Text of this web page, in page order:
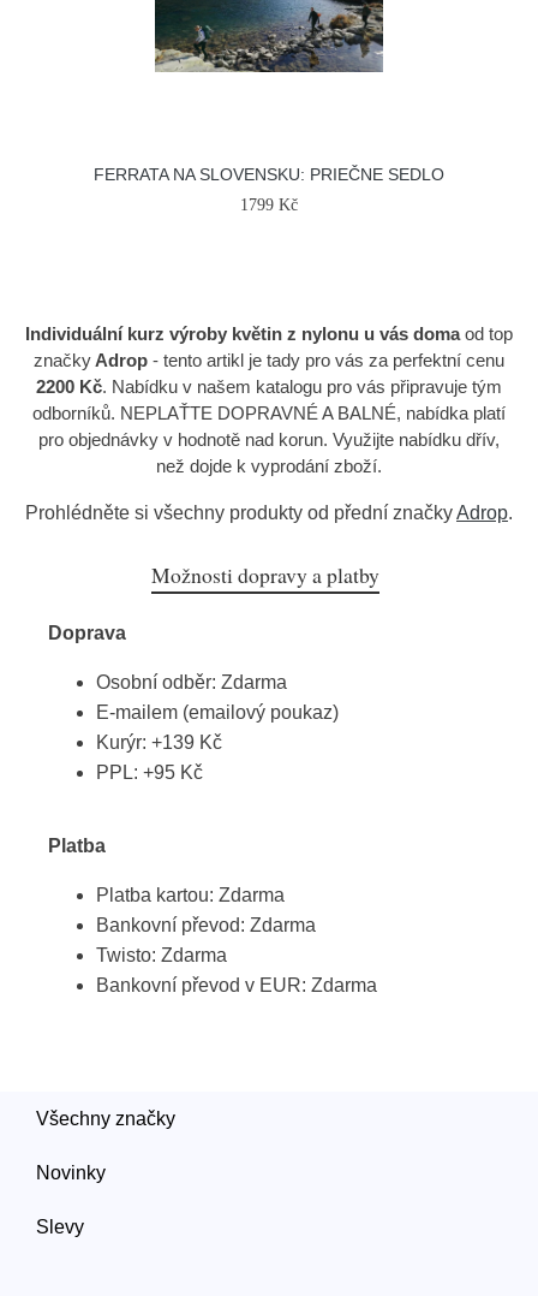
FERRATA NA SLOVENSKU: PRIEČNE SEDLO
1799 Kč
Individuální kurz výroby květin z nylonu u vás domaod top
značky Adrop - tento artikl je tady pro vás za perfektní cenu
2200 Kč. Nabídku v našem katalogu pro vás připravuje tým
odborníků. NEPLAŤTE DOPRAVNÉ A BALNÉ, nabídka platí
pro objednávky v hodnotě nad korun. Využijte nabídku dřív,
než dojde k vyprodání zboží.
Prohlédněte si všechny produkty od přední značkyAdrop.
Možnosti dopravy a platby
Doprava
Osobní odběr: Zdarma
E-mailem (emailový poukaz)
Kurýr: +139 Kč
PPL: +95 Kč
Platba
Platba kartou: Zdarma
Bankovní převod: Zdarma
Twisto: Zdarma
Bankovní převod v EUR: Zdarma
Všechny značky
Novinky
Slevy